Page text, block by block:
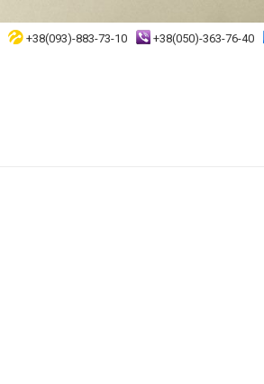
+38(093)-883-73-10 +38(050)-363-76-40